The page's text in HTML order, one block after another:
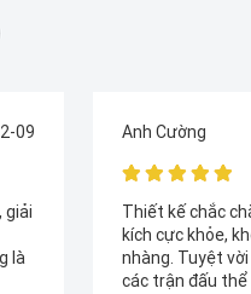
11 Anh Thành
Tôi thích chơi
căng cơ. MyTreX
hành không thể
chuyên gia trị